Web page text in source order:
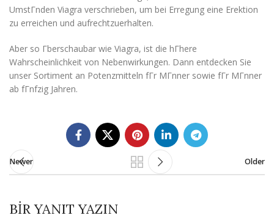
UmstГnden Viagra verschrieben, um bei Erregung eine Erektion
zu erreichen und aufrechtzuerhalten.
Aber so Гberschaubar wie Viagra, ist die hГhere
Wahrscheinlichkeit von Nebenwirkungen. Dann entdecken Sie
unser Sortiment an Potenzmitteln fГr MГnner sowie fГr MГnner
ab fГnfzig Jahren.
Newer Older
BIR YANIT YAZIN